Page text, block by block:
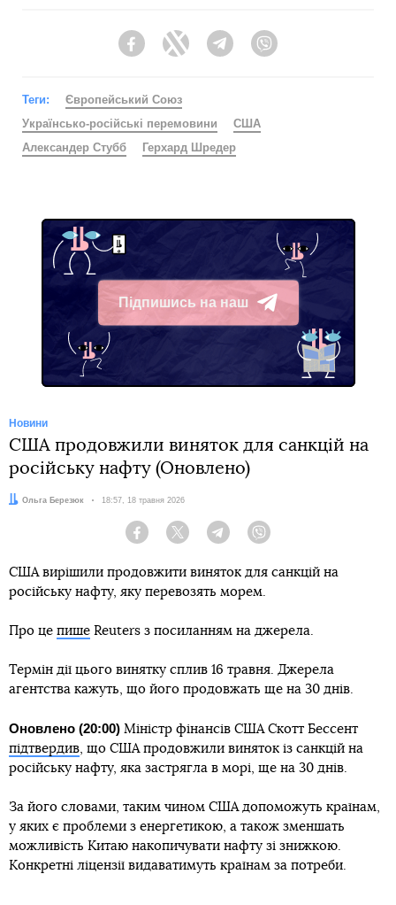
FacebookTwitter Telegram
Теги:
Європейський Союз
Українсько-російські перемовини
США
Александер Стубб
Герхард Шредер
Підпишись на наш
Telegram
Новини
США продовжили виняток для санкцій на
російську нафту (Оновлено)
Автор:
Ольга Березюк Дата:
18:57, 18 травня 2026
Facebook Twitter Telegram
США вирішили продовжити виняток для санкцій на
російську нафту, яку перевозять морем.
Про це пише Reuters з посиланням на джерела.
Термін дії цього винятку сплив 16 травня. Джерела
агентства кажуть, що його продовжать ще на 30 днів.
Оновлено (20:00) Міністр фінансів США Скотт Бессент
підтвердив, що США продовжили виняток із санкцій на
російську нафту, яка застрягла в морі, ще на 30 днів.
За його словами, таким чином США допоможуть країнам,
у яких є проблеми з енергетикою, а також зменшать
можливість Китаю накопичувати нафту зі знижкою.
Конкретні ліцензії видаватимуть країнам за потреби.